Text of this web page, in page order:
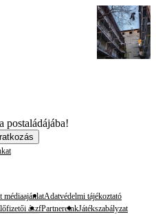
postaládájába!
médiaajánlatAdatvédelmi tájékoztató
ászfPartnereinkJátékszabályzat